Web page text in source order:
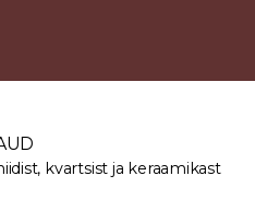
kvartsist ja keraamikast